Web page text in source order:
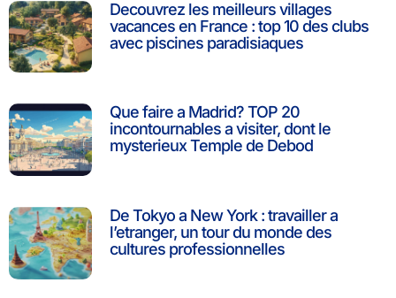
Decouvrez les meilleurs villages
vacances en France : top 10 des clubs
avec piscines paradisiaques
Que faire a Madrid? TOP 20
incontournables a visiter, dont le
mysterieux Temple de Debod
De Tokyo a New York : travailler a
l’etranger, un tour du monde des
cultures professionnelles